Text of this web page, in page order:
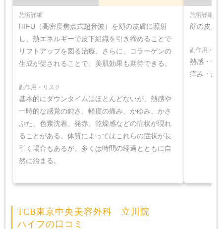
施術詳細
HIFU（高密度焦点式超音波）を顔の皮膚に照射
し、熱エネルギーで皮下組織を引き締めることで
リフトアップを図る治療。さらに、コラーゲンの
生成が促されることで、美肌効果も期待できる。
副作用・リスク
基本的にダウンタイムはほとんどないが、熱感や
一時的な感覚の鈍さ、軽度の痛み、かゆみ、かさ
ぶた、色素沈着、発赤、乾燥感などの症状が現れ
ることがある。体質によってはこれらの症状が長
引く場合もあるが、多くは時間の経過とともに自
然に治まる。
施術詳細
顔の皮膚
副作用・リ
熱感・一
痒み・か
TCB東京中央美容外科 立川院
ハイフの口コミ